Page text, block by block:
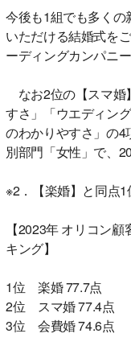
今後も1組でも多く
いただける結婚式を
ーディングカンパニ
なお2位の【スマ婚
すさ」「ウエディン
のわかりやすさ」の
別部門「女性」で、
※2．【楽婚】と同点1
【2023年 オリコン
キング】
1位 楽婚 77.7点
2位 スマ婚 77.4点
3位 会費婚 74.6点